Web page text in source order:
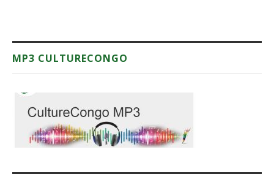
MP3 CULTURECONGO